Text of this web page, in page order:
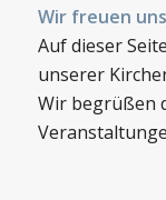
Wir freuen
Auf dieser
unserer
Wir begrüßen